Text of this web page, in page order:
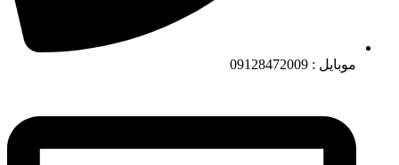
موبایل : 09128472009